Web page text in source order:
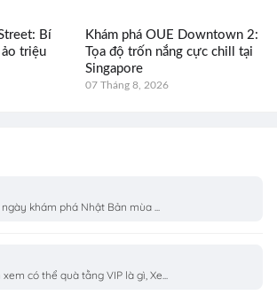
Bí
ảo triệu
Khám phá OUE Downtown 2:
Tọa độ trốn nắng cực chill tại
Singapore
07 Tháng 8, 2026
khám phá Nhật Bản mùa ...
có thể quà tằng VIP là gì, Xe...